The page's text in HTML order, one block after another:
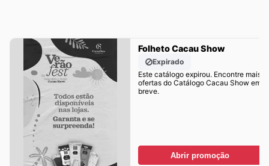
Folheto Cacau Show
Expirado
Este catálogo expirou. Encontre mais
ofertas do Catálogo Cacau Show em
breve.
Abrir promoção